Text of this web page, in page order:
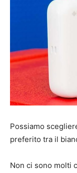
Possiamo
preferito tra il
Non ci sono molti